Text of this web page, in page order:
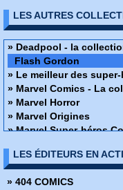
› Tome 10 - Planches
› Tome 11 - Planches
› Tome 12 - Planches
› Tome 13 -Planches
› Tome 14 - Planches
Tome 15 - Planches
› Tome 16 - Planches
› Tome 17 - Planches
› Tome 18 - Planches
› Tome 20 - Planches
› Tome 21 - Planches
› Tome 22 - Planches
LES AUTRES
» Deadpool - la
Flash Gordon
» Le meilleur des
» Marvel Comics - La
» Marvel Horror
» Marvel Origines
» Marvel Super-héros
» Star Wars - Légendes
» The Savage Sword of
» X-Men - La collection
LES ÉDITEURS EN
» 404 COMICS